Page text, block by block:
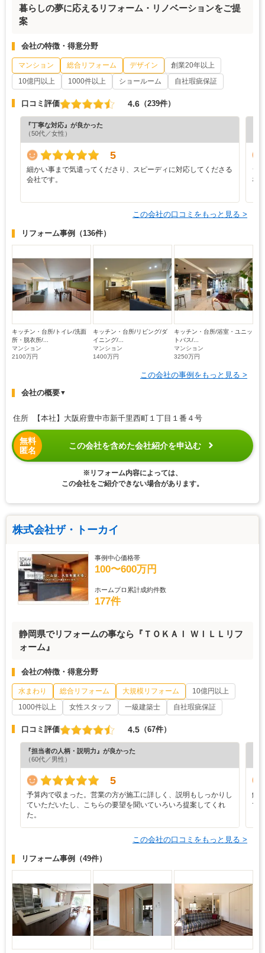
暮らしの夢に応えるリフォーム・リノベーションをご提
案
会社の特徴・得意分野
マンション 総合リフォーム デザイン
創業20年以上
10億円以上
1000件以上 ショールーム 自社瑕疵保証
口コミ評価 4.6 （239件）
『丁寧な対応』が良かった
（50代／女性）
5
細かい事まで気遣ってくださり、スピーディに対応してくださる
会社です。
シ
な
この会社の口コミをもっと見る >
リフォーム事例 （136件）
キッチン・台所/トイレ/洗面
所・脱衣所/...
マンション
2100万円
キッチン・台所/リビング/ダ
イニング/...
マンション
1400万円
キッチン・台所/浴室・ユニッ
トバス/...
マンション
3250万円
この会社の事例をもっと見る >
会社の概要▼
住所 【本社】大阪府豊中市新千里西町１丁目１番４号
無料
匿名
この会社を含めた会社紹介を申込む
※リフォーム内容によっては、
この会社をご紹介できない場合があります。
株式会社ザ・トーカイ
事例中心価格帯
100〜600万円
ホームプロ累計成約件数
177件
静岡県でリフォームの事なら『ＴＯＫＡＩ ＷＩＬＬリフ
ォーム』
会社の特徴・得意分野
水まわり 総合リフォーム 大規模リフォーム
10億円以上
1000件以上
女性スタッフ 一級建築士 自社瑕疵保証
口コミ評価 4.5 （67件）
『担当者の人柄・説明力』が良かった
（60代／男性）
5
予算内で収まった。営業の方が施工に詳しく、説明もしっかりし
ていただいたし、こちらの要望を聞いていろいろ提案してくれ
た。
解
て
この会社の口コミをもっと見る >
リフォーム事例 （49件）